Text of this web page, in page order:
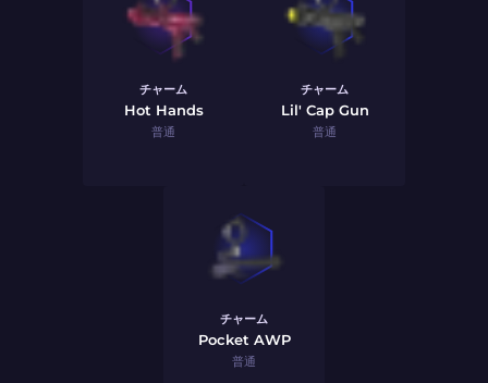
チャーム
Hot Hands
普通
チャーム
Lil' Cap Gun
普通
チャーム
Pocket AWP
普通